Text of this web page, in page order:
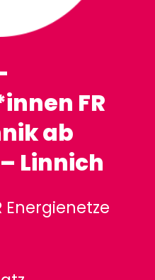
FR
ab
Linnich
Energienetze